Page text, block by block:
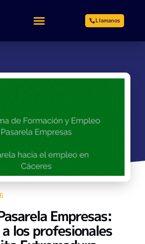
Llamanos
Empresas:
los profesionales